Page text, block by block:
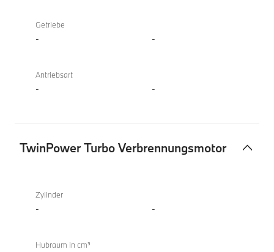
Getriebe
- -
Antriebsart
- -
TwinPower Turbo Verbrennungsmotor
Turbo
Verbrennungsmotor
Zylinder
- -
Hubraum in cm³